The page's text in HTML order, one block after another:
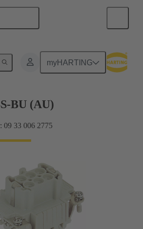
myHARTING
A
BU (AU)
09 33 006 2775